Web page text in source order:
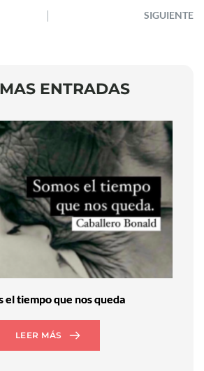
SIGUIENTE
ENTRADAS
el tiempo que nos queda
LEER MÁS